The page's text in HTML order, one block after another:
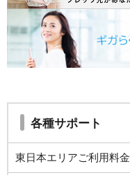
各種サポート
東日本エリアご利用料金